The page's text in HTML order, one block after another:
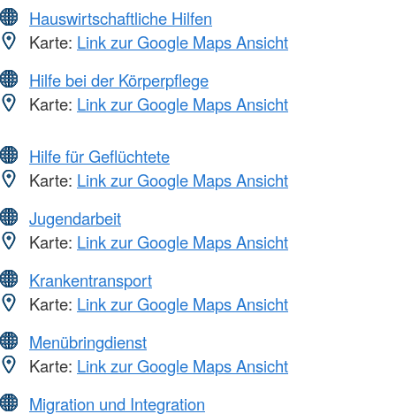
Hauswirtschaftliche Hilfen
Karte: Link zur Google Maps Ansicht
Hilfe bei der Körperpflege
Karte: Link zur Google Maps Ansicht
Hilfe für Geflüchtete
Karte: Link zur Google Maps Ansicht
Jugendarbeit
Karte: Link zur Google Maps Ansicht
Krankentransport
Karte: Link zur Google Maps Ansicht
Menübringdienst
Karte: Link zur Google Maps Ansicht
Migration und Integration